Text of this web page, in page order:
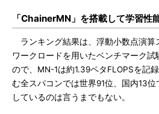
「ChainerMN」を搭載して学習性
ランキング結果は、浮動小数点演算
ワークロードを用いたベンチマーク試
ので、MN-1は約1.39ペタFLOPSを記
む全スパコンでは世界91位、国内13
しているのは言うまでもない。